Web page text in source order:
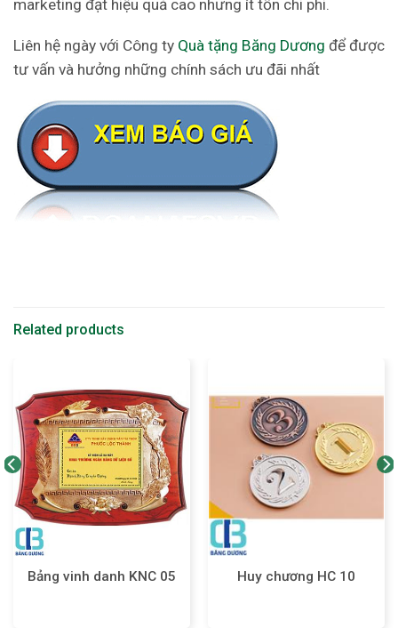
marketing đạt hiệu quả cao nhưng ít tốn chi phi.
Liên hệ ngày với Công ty Quà tặng Băng Dương để được
tư vấn và hưởng những chính sách ưu đãi nhất
Related products
Bảng vinh danh KNC 05 Huy chương HC 10